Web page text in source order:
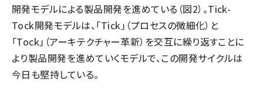
開発モデルによる製品開発を進めている（図2）。Tick-
Tock開発モデルは、「Tick」（プロセスの微細化）と
「Tock」（アーキテクチャー革新）を交互に繰り返すことに
より製品開発を進めていくモデルで、この開発サイクルは
今日も堅持している。